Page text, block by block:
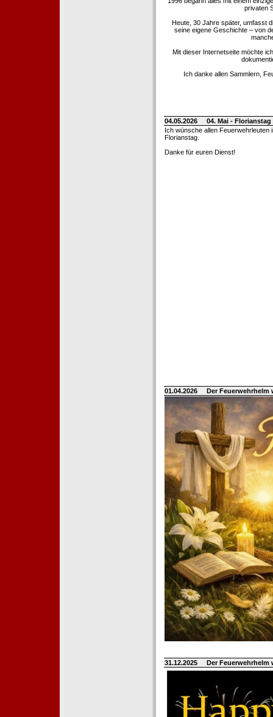
privaten
Heute, 30 Jahre später, umfasst
seine eigene Geschichte – von
Mit dieser Internetseite möchte
Ich danke allen Sammlern,
04.05.2026
04. Mai -
Ich wünsche allen Feuerwehrleuten
Florianstag.
Danke für euren Dienst!
01.04.2026 Der
31.12.2025 Der